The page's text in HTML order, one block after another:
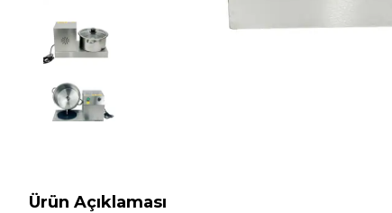
Ürün Açıklaması